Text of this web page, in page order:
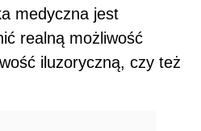
medyczna jest
realną możliwość
iluzoryczną, czy też